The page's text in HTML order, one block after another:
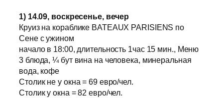
1) 14.09, воскресенье, вечер
Круиз на кораблике BATEAUX PARISIENS по
Сене с ужином
начало в 18:00, длительность 1час 15 мин., Меню
3 блюда, ¼ бут вина на человека, минеральная
вода, кофе
Столик не у окна = 69 евро/чел.
Столик у окна = 82 евро/чел.